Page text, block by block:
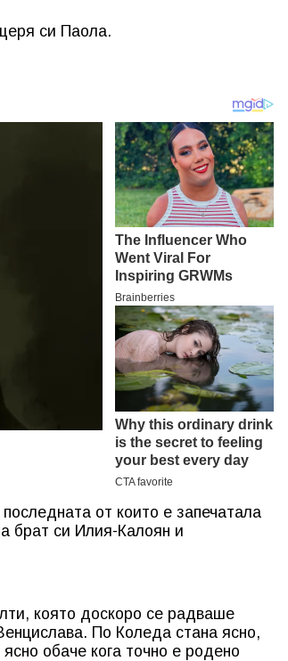
си Паола.
от които е запечатала
брат си Илия-Калоян и
която доскоро се радваше
По Коледа стана ясно,
обаче кога точно е родено